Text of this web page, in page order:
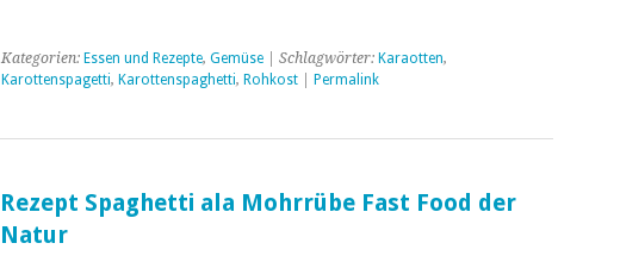
Kategorien: Essen und Rezepte, Gemüse| Schlagwörter: Karaotten,
Karottenspagetti, Karottenspaghetti, Rohkost| Permalink
Rezept Spaghetti ala Mohrrübe Fast Food der
Natur